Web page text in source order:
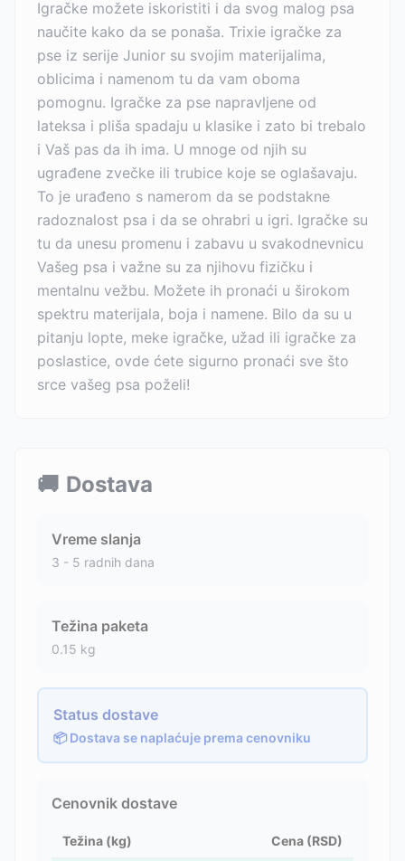
Igračke možete iskoristiti i da svog malog psa
naučite kako da se ponaša. Trixie igračke za
pse iz serije Junior su svojim materijalima,
oblicima i namenom tu da vam oboma
pomognu. Igračke za pse napravljene od
lateksa i pliša spadaju u klasike i zato bi trebalo
i Vaš pas da ih ima. U mnoge od njih su
ugrađene zvečke ili trubice koje se oglašavaju.
To je urađeno s namerom da se podstakne
radoznalost psa i da se ohrabri u igri. Igračke su
tu da unesu promenu i zabavu u svakodnevnicu
Vašeg psa i važne su za njihovu fizičku i
mentalnu vežbu. Možete ih pronaći u širokom
spektru materijala, boja i namene. Bilo da su u
pitanju lopte, meke igračke, užad ili igračke za
poslastice, ovde ćete sigurno pronaći sve što
srce vašeg psa poželi!
🚚 Dostava
Vreme slanja
3 - 5 radnih dana
Težina paketa
0.15 kg
Status dostave
📦 Dostava se naplaćuje prema cenovniku
Cenovnik dostave
Težina (kg) Cena (RSD)